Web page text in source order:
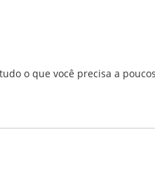
o que você precisa a